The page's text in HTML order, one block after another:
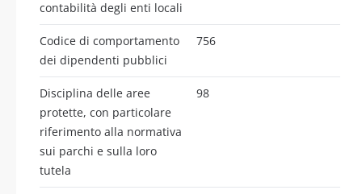
contabilità degli enti locali
Codice di comportamento
dei dipendenti pubblici
756
Disciplina delle aree
protette, con particolare
riferimento alla normativa
sui parchi e sulla loro
tutela
98